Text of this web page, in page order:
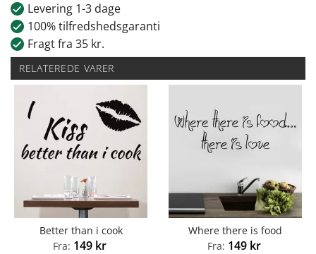
Levering 1-3 dage
100% tilfredshedsgaranti
Fragt fra 35 kr.
RELATEREDE VARER
Better than i cook
Fra: 149 kr
Where there is food
Fra: 149 kr